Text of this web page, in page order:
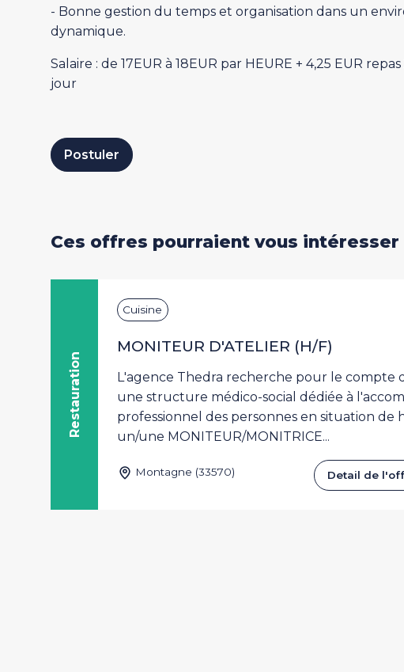
- Bonne gestion du temps et organisation dans un
dynamique.
Salaire : de 17EUR à 18EUR par HEURE + 4,25 EUR
jour
Postuler
Ces offres pourraient vous intéresser
Restauration
Cuisine
MONITEUR D'ATELIER (H/F)
L'agence Thedra recherche pour le compte
une structure médico-social dédiée à
professionnel des personnes en situation de
un/une MONITEUR/MONITRICE...
Montagne (33570) Detail de